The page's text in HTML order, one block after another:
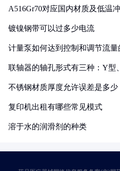
A516Gr70对应国内材质及低温
镀镍钢带可以过多少电流
计量泵如何达到控制和调节流量
联轴器的轴孔形式有三种：Y型
不锈钢材质厚度允许误差是多少
复印机出租有哪些常见模式
溶于水的润滑剂的种类